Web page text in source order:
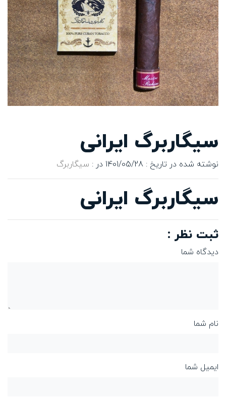
سیگاربرگ ایرانی
نوشته شده در تاریخ : 1401/05/28 در : سیگاربرگ
سیگاربرگ ایرانی
ثبت نظر :
دیدگاه شما
نام شما
ایمیل شما